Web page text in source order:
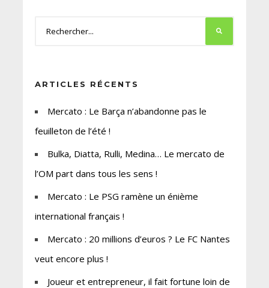
ARTICLES RÉCENTS
Mercato : Le Barça n’abandonne pas le
feuilleton de l’été !
Bulka, Diatta, Rulli, Medina… Le mercato de
l’OM part dans tous les sens !
Mercato : Le PSG ramène un énième
international français !
Mercato : 20 millions d’euros ? Le FC Nantes
veut encore plus !
Joueur et entrepreneur, il fait fortune loin de